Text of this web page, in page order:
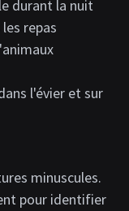
durant la nuit
repas
l'évier et sur
minuscules.
pour identifier